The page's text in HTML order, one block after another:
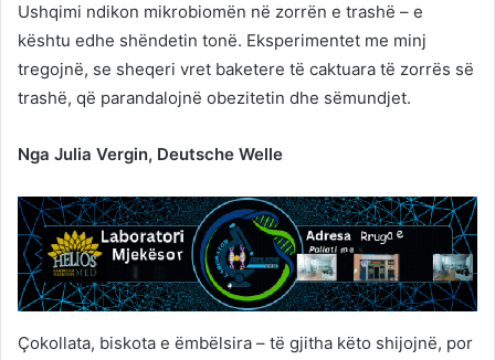
Ushqimi ndikon mikrobiomën në zorrën e trashë – e
kështu edhe shëndetin tonë. Eksperimentet me minj
tregojnë, se sheqeri vret baketere të caktuara të zorrës së
trashë, që parandalojnë obezitetin dhe sëmundjet.
Nga Julia Vergin, Deutsche Welle
Çokollata, biskota e ëmbëlsira – të gjitha këto shijojnë, por